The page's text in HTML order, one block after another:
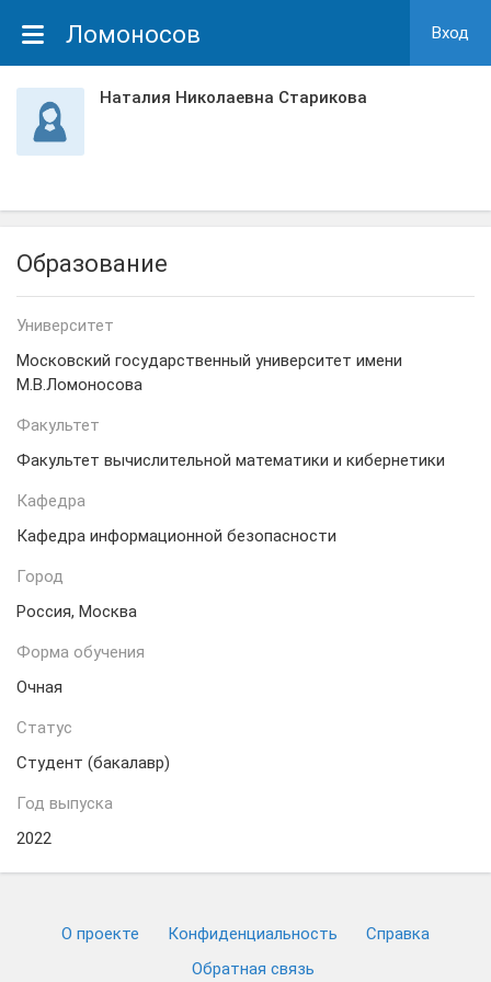
Ломоносов Вход
Наталия Николаевна Старикова
Образование
Университет
Московский государственный университет имени
М.В.Ломоносова
Факультет
Факультет вычислительной математики и кибернетики
Кафедра
Кафедра информационной безопасности
Город
Россия, Москва
Форма обучения
Очная
Статус
Студент (бакалавр)
Год выпуска
2022
О проекте Конфиденциальность
Cправка
Обратная связь